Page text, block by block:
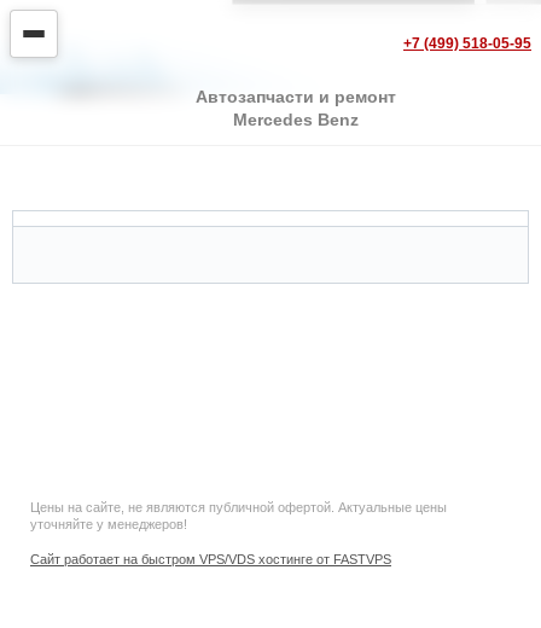
+7 (499) 518-05-95
Автозапчасти и ремонт
Mercedes Benz
Цены на сайте, не являются публичной офертой. Актуальные цены
уточняйте у менеджеров!
Сайт работает на быстром VPS/VDS хостинге от FASTVPS